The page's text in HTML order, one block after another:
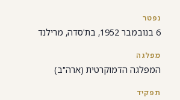
נפטר
6 בנובמבר 1952, בת'סדה, מרילנד
מפלגה
המפלגה הדמוקרטית (ארה"ב)
תפקיד